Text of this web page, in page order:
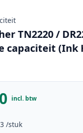
TN2220 /
capaciteit (Ink
incl. btw
/stuk